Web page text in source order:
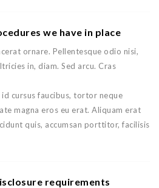
we have in place
ornare. Pellentesque odio nisi,
in, diam. Sed arcu. Cras
cursus faucibus, tortor neque
magna eros eu erat. Aliquam erat
quis, accumsan porttitor, facilisis
requirements